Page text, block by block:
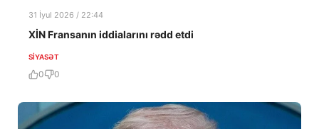
31 İyul 2026 / 22:44
XİN Fransanın iddialarını rədd etdi
SIYASƏT
0 0